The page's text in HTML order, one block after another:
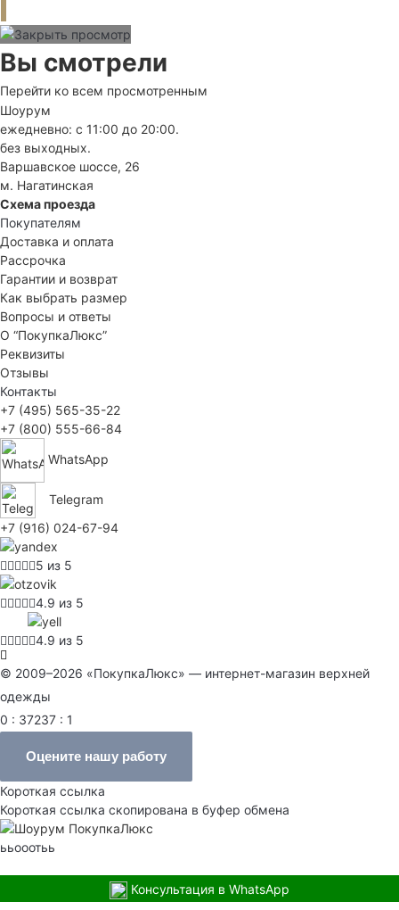
Вы смотрели
Перейти ко всем просмотренным
Шоурум
ежедневно: с 11:00 до 20:00.
без выходных.
Варшавское шоссе, 26
м. Нагатинская
Схема проезда
Покупателям
Доставка и оплата
Рассрочка
Гарантии и возврат
Как выбрать размер
Вопросы и ответы
О “ПокупкаЛюкс”
Реквизиты
Отзывы
Контакты
+7 (495) 565-35-22
+7 (800) 555-66-84
WhatsApp
Telegram
+7 (916) 024-67-94
5 из 5
4.9 из 5
4.9 из 5
© 2009–2026 «ПокупкаЛюкс» — интернет-магазин верхней
одежды
0 : 37237 : 1
Оцените нашу работу
Короткая ссылка
Короткая ссылка скопирована в буфер обмена
ььооотьь
Консультация в WhatsApp